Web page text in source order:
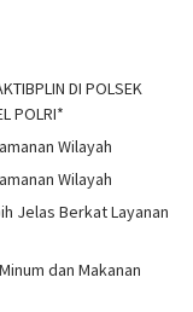
DI POLSEK
POLRI*
Wilayah
Wilayah
Jelas Berkat Layanan
dan Makanan